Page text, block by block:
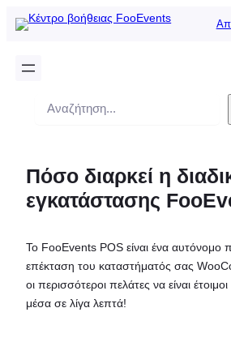
Αναζήτηση
Πόσο διαρκεί η
εγκατάστασης
Το FooEvents POS είναι ένα αυτόνομο
επέκταση του καταστήματός σας
οι περισσότεροι πελάτες να είναι
μέσα σε λίγα λεπτά!